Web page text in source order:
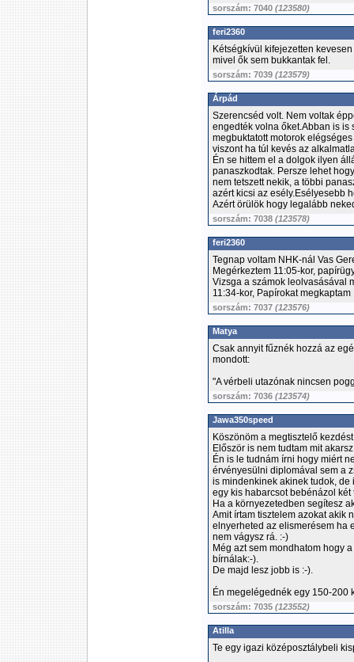
sorszám: 7040 (123580)
feri2360
Kétségkívül kifejezetten
mivel ők sem bukkantak fel.
sorszám: 7039 (123579)
Árpád
Szerencséd volt. Nem voltak
engedték volna őket.Abban is is
megbuktatott motorok
viszont ha túl kevés az
Én se hittem el a dolgok ilyen
panaszkodtak. Persze lehet
nem tetszett nekik, a többi
azért kicsi az esély.Esélyesebb
Azért örülök hogy legalább
sorszám: 7038 (123578)
feri2360
Tegnap voltam NHK-nál Vas
Megérkeztem 11:05-kor,
Vizsga a számok leolvasásával
11:34-kor, Papírokat megkaptam
sorszám: 7037 (123576)
Matya
Csak annyit fűznék hozzá az
mondott:
"A vérbeli utazónak nincsen
sorszám: 7036 (123574)
Jawa350speed
Köszönöm a megtisztelő
Először is nem tudtam mit
Én is le tudnám írni hogy miért
érvényesülni diplomával sem a
is mindenkinek akinek tudok, de
egy kis habarcsot bebénázol
Ha a környezetedben segítesz
Amit írtam tisztelem azokat akik
elnyerheted az elismerésem ha
nem vágysz rá. :-)
Még azt sem mondhatom hogy
bírnálak:-).
De majd lesz jobb is :-).
Én megelégednék egy 150-200
sorszám: 7035 (123552)
Atilla
Te egy igazi középosztálybeli